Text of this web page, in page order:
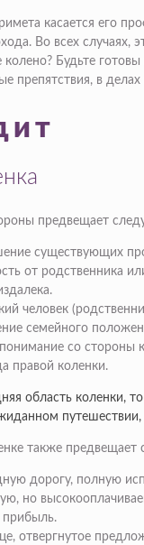
касается его
Во всех случаях,
Будьте
препятствия, в
предвещает
существующих
от родственника
человек
семейного
со стороны
правой коленки.
область коленки,
путешествии,
также
дорогу, полную
но
прибыль.
отвергнутое